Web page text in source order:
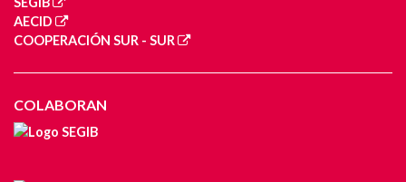
AECID
COOPERACIÓN SUR - SUR
COLABORAN